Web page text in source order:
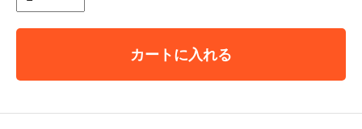
カートに入れる